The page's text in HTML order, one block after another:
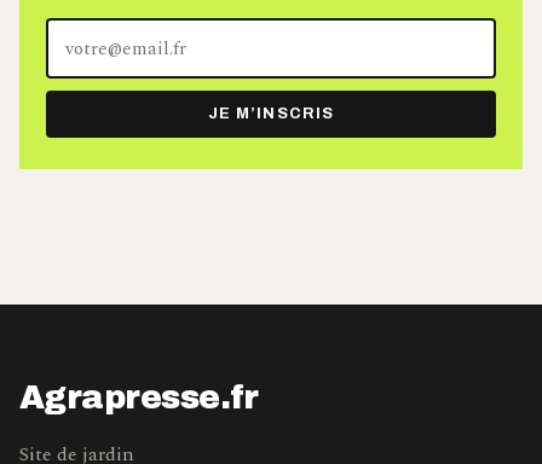
adresse
e-
mail
JE M’INSCRIS
Agrapresse.fr
Site de jardin